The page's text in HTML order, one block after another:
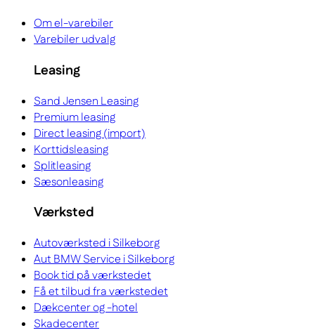
Om el-varebiler
Varebiler udvalg
Leasing
Sand Jensen Leasing
Premium leasing
Direct leasing (import)
Korttidsleasing
Splitleasing
Sæsonleasing
Værksted
Autoværksted i Silkeborg
Aut BMW Service i Silkeborg
Book tid på værkstedet
Få et tilbud fra værkstedet
Dækcenter og -hotel
Skadecenter